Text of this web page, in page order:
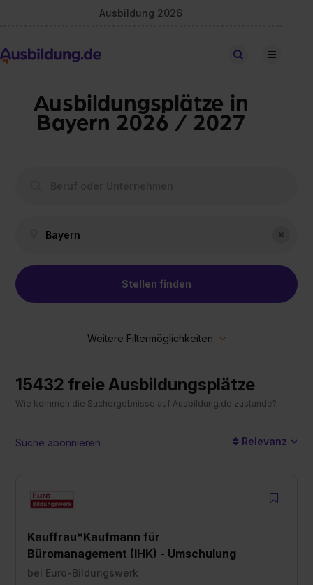
Ausbildung 2026
Stellen finden
Ausbildungsplätze in
Bayern 2026 / 2027
Stellen finden
15432 freie Ausbildungsplätze
Wie kommen die Suchergebnisse auf Ausbildung.de zustande?
Suche abonnieren Relevanz
Kauffrau*Kaufmann für
Büromanagement (IHK) - Umschulung
bei Euro-Bildungswerk